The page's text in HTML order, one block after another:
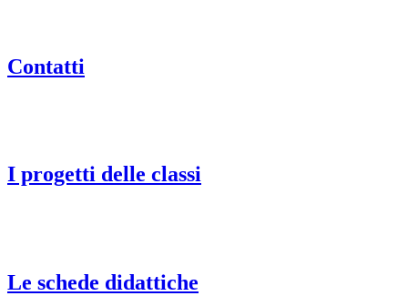
Contatti
I progetti delle classi
Le schede didattiche